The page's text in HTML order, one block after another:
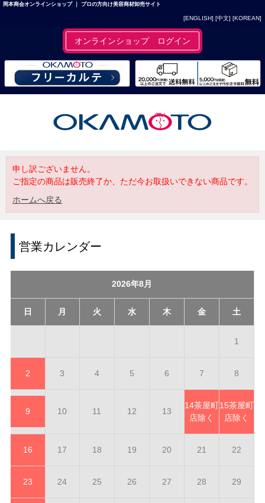
岡本商会オンラインショップ ｜ プロの方向け美容商材卸売サイト
[ENGLISH] [中文] [KOREAN]
オンラインショップ ログイン
申し訳ございません。
ご指定の商品は販売終了か、ただ今お取扱いできない商品です。
ホームへ戻る
営業カレンダー
2026年8月
日 月 火 水 木 金 土
1
2 3 4 5 6 7 8
9 10 11 12 13
14茶屋町
店除く
15茶屋町
店除く
16 17 18 19 20 21 22
23 24 25 26 27 28 29